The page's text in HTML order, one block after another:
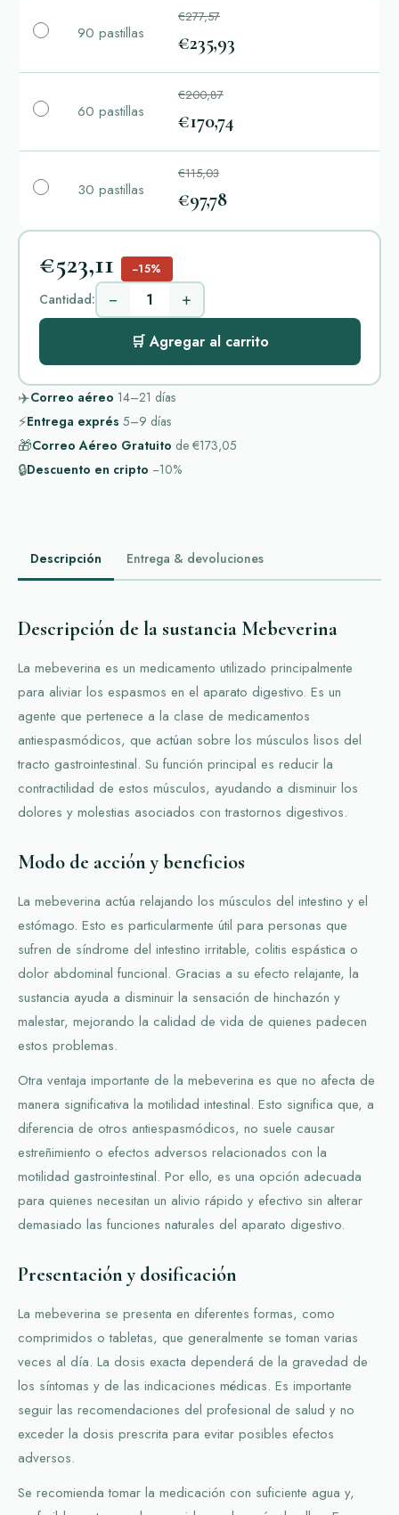
90 pastillas
€277,57
€235,93
60 pastillas
€200,87
€170,74
30 pastillas
€115,03
€97,78
€523,11 −15%
Cantidad: − +
🛒 Agregar al carrito
✈️Correo aéreo 14–21 días
⚡Entrega exprés 5–9 días
🎁Correo Aéreo Gratuito de €173,05
🔒Descuento en cripto −10%
Descripción Entrega & devoluciones
Descripción de la sustancia Mebeverina
La mebeverina es un medicamento utilizado principalmente
para aliviar los espasmos en el aparato digestivo. Es un
agente que pertenece a la clase de medicamentos
antiespasmódicos, que actúan sobre los músculos lisos del
tracto gastrointestinal. Su función principal es reducir la
contractilidad de estos músculos, ayudando a disminuir los
dolores y molestias asociados con trastornos digestivos.
Modo de acción y beneficios
La mebeverina actúa relajando los músculos del intestino y el
estómago. Esto es particularmente útil para personas que
sufren de síndrome del intestino irritable, colitis espástica o
dolor abdominal funcional. Gracias a su efecto relajante, la
sustancia ayuda a disminuir la sensación de hinchazón y
malestar, mejorando la calidad de vida de quienes padecen
estos problemas.
Otra ventaja importante de la mebeverina es que no afecta de
manera significativa la motilidad intestinal. Esto significa que, a
diferencia de otros antiespasmódicos, no suele causar
estreñimiento o efectos adversos relacionados con la
motilidad gastrointestinal. Por ello, es una opción adecuada
para quienes necesitan un alivio rápido y efectivo sin alterar
demasiado las funciones naturales del aparato digestivo.
Presentación y dosificación
La mebeverina se presenta en diferentes formas, como
comprimidos o tabletas, que generalmente se toman varias
veces al día. La dosis exacta dependerá de la gravedad de
los síntomas y de las indicaciones médicas. Es importante
seguir las recomendaciones del profesional de salud y no
exceder la dosis prescrita para evitar posibles efectos
adversos.
Se recomienda tomar la medicación con suficiente agua y,